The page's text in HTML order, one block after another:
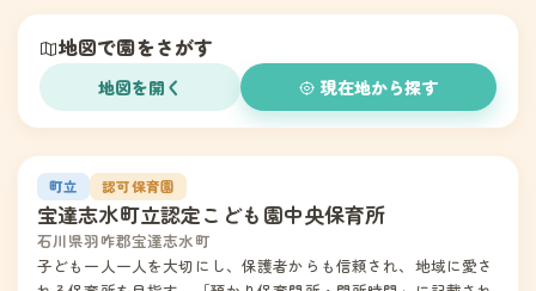
地図で園をさがす
地図を開く 現在地から探す
1町立 認可保育園
宝達志水町立認定こども園中央保育所
石川県羽咋郡宝達志水町
子ども一人一人を大切にし、保護者からも信頼され、地域に愛さ